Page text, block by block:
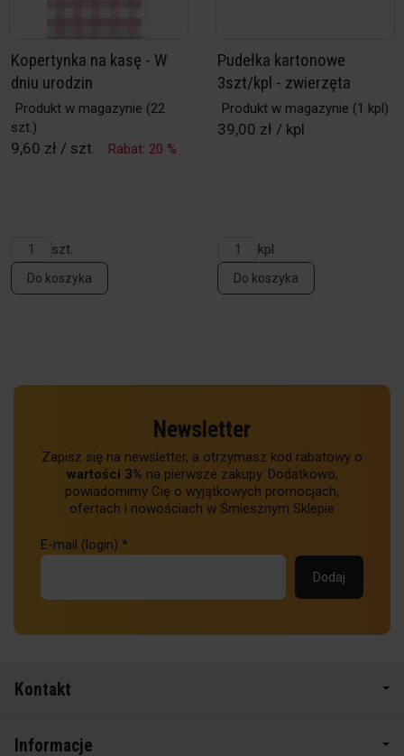
Kopertynka na kasę - W
dniu urodzin
Produkt w magazynie (22
szt.)
9,60 zł / szt. Rabat: 20 %
szt.
Do koszyka
Pudełka kartonowe
3szt/kpl - zwierzęta
Produkt w magazynie (1 kpl)
39,00 zł / kpl
kpl
Do koszyka
Newsletter
Zapisz się na newsletter, a otrzymasz kod rabatowy o
wartości 3% na pierwsze zakupy. Dodatkowo,
powiadomimy Cię o wyjątkowych promocjach,
ofertach i nowościach w Śmiesznym Sklepie
E-mail (login) *
Kontakt
Informacje